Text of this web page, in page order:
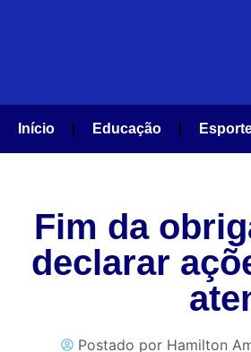
Início Educação
Fim da
declarar
Postado por Hamilton